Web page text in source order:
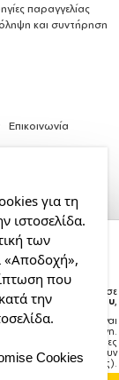
Happy New
(Stainless
διπλού
σας θα παραδοθεί σε
Τρίτη 18 Αυγούστου,
στο courier είναι
εκτιμώμενη.
1–3 εργάσιμες
(ενδέχεται να υπάρξουν
καθυστερήσεις).
παραγγελίας
και συντήρηση
Επικοινωνία
για τη
ιστοσελίδα.
των
«Αποδοχή»,
που
την
Cookies